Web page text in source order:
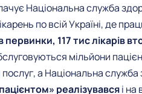
Національна служба
по всій Україні, де
первинки, 117 тис лікарів
мільйони
послуг, а Національна служба
реалізувавсяі